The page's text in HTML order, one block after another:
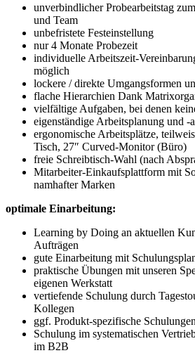
unverbindlicher Probearbeitstag
und Team
unbefristete Festeinstellung
nur 4 Monate Probezeit
individuelle Arbeitszeit-
möglich
lockere / direkte Umgangsformen
flache Hierarchien Dank
vielfältige Aufgaben, bei denen
eigenständige Arbeitsplanung und -
ergonomische Arbeitsplätze,
Tisch, 27″ Curved-Monitor (Büro)
freie Schreibtisch-Wahl (nach
Mitarbeiter-Einkaufsplattform mit
namhafter Marken
optimale Einarbeitung:
Learning by Doing an aktuellen
Aufträgen
gute Einarbeitung mit
praktische Übungen mit unseren
eigenen Werkstatt
vertiefende Schulung durch
Kollegen
ggf. Produkt-spezifische
Schulung im systematischen
im B2B